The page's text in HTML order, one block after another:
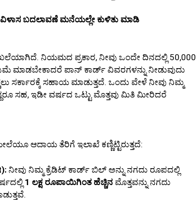
ವಿಳಾಸ ಬದಲಾವಣೆ ಮನೆಯಲ್ಲೇ ಕುಳಿತು ಮಾಡಿ
ನಿಯಮದ ಪ್ರಕಾರ, ನೀವು ಒಂದೇ ದಿನದಲ್ಲಿ 50,000
ಮಾಡಬೇಕಾದರೆ ಪಾನ್ ಕಾರ್ಡ್ ವಿವರಗಳನ್ನು ನೀಡುವುದು
ಸರ್ಕಾರಕ್ಕೆ ಸಹಾಯ ಮಾಡುತ್ತದೆ. ಒಂದು ವೇಳೆ ನೀವು ನಿಮ್ಮ
ಸಹ, ಇಡೀ ವರ್ಷದ ಒಟ್ಟು ಮೊತ್ತವು ಮಿತಿ ಮೀರಿದರೆ
ಆದಾಯ ತೆರಿಗೆ ಇಲಾಖೆ ಕಣ್ಣಿಟ್ಟಿರುತ್ತದೆ:
ನೀವು ನಿಮ್ಮ ಕ್ರೆಡಿಟ್ ಕಾರ್ಡ್ ಬಿಲ್ ಅನ್ನು ನಗದು ರೂಪದಲ್ಲಿ
1 ಲಕ್ಷ ರೂಪಾಯಿಗಿಂತ ಹೆಚ್ಚಿನ ಮೊತ್ತವನ್ನು ನಗದು